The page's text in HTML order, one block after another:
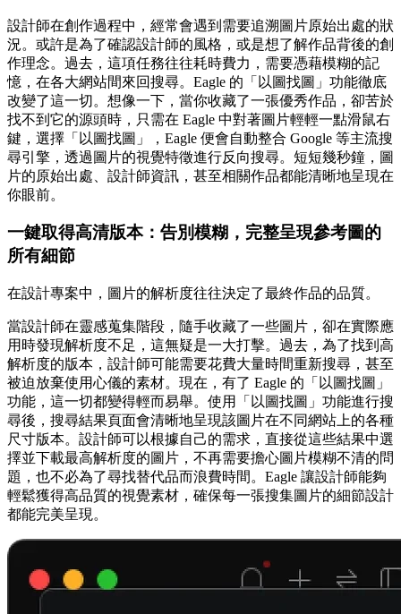
設計師在創作過程中，經常會遇到需要追溯圖片原始出處的狀
況。或許是為了確認設計師的風格，或是想了解作品背後的創
作理念。過去，這項任務往往耗時費力，需要憑藉模糊的記
憶，在各大網站間來回搜尋。Eagle 的「以圖找圖」功能徹底
改變了這一切。想像一下，當你收藏了一張優秀作品，卻苦於
找不到它的源頭時，只需在 Eagle 中對著圖片輕輕一點滑鼠右
鍵，選擇「以圖找圖」，Eagle 便會自動整合 Google 等主流搜
尋引擎，透過圖片的視覺特徵進行反向搜尋。短短幾秒鐘，圖
片的原始出處、設計師資訊，甚至相關作品都能清晰地呈現在
你眼前。
一鍵取得高清版本：告別模糊，完整呈現參考圖的
所有細節
在設計專案中，圖片的解析度往往決定了最終作品的品質。
當設計師在靈感蒐集階段，隨手收藏了一些圖片，卻在實際應
用時發現解析度不足，這無疑是一大打擊。過去，為了找到高
解析度的版本，設計師可能需要花費大量時間重新搜尋，甚至
被迫放棄使用心儀的素材。現在，有了 Eagle 的「以圖找圖」
功能，這一切都變得輕而易舉。使用「以圖找圖」功能進行搜
尋後，搜尋結果頁面會清晰地呈現該圖片在不同網站上的各種
尺寸版本。設計師可以根據自己的需求，直接從這些結果中選
擇並下載最高解析度的圖片，不再需要擔心圖片模糊不清的問
題，也不必為了尋找替代品而浪費時間。Eagle 讓設計師能夠
輕鬆獲得高品質的視覺素材，確保每一張搜集圖片的細節設計
都能完美呈現。